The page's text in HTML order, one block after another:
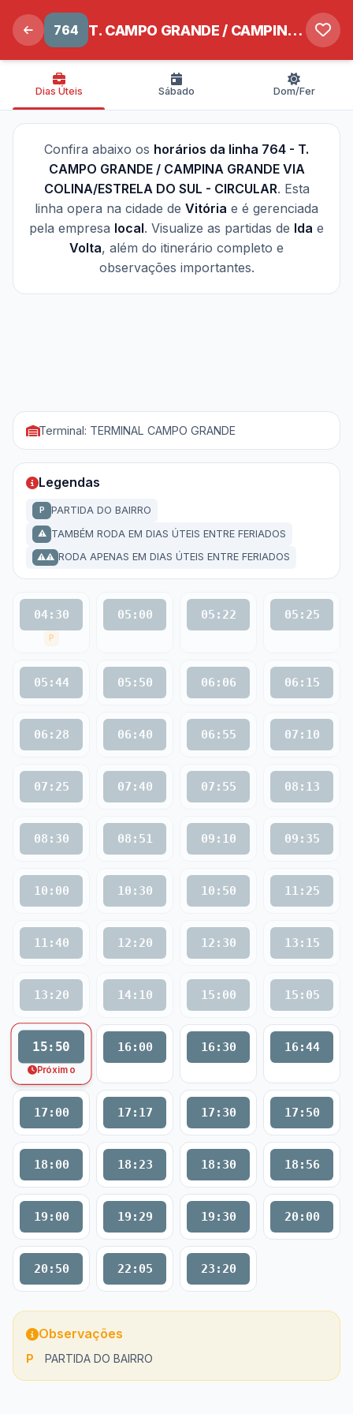
764 T. CAMPO GRANDE / CAMPINA GRANDE VIA COLINA/ESTRELA DO SUL - CIRCULAR
Dias Úteis Sábado Dom/Fer
Confira abaixo os horários da linha 764 - T.
CAMPO GRANDE / CAMPINA GRANDE VIA
COLINA/ESTRELA DO SUL - CIRCULAR. Esta
linha opera na cidade de Vitória e é gerenciada
pela empresa local. Visualize as partidas de Ida e
Volta, além do itinerário completo e
observações importantes.
Terminal: TERMINAL CAMPO GRANDE
Legendas
P PARTIDA DO BAIRRO
⚠ TAMBÉM RODA EM DIAS ÚTEIS ENTRE FERIADOS
⚠⚠ RODA APENAS EM DIAS ÚTEIS ENTRE FERIADOS
04:30
P
05:00 05:22 05:25
05:44 05:50 06:06 06:15
06:28 06:40 06:55 07:10
07:25 07:40 07:55 08:13
08:30 08:51 09:10 09:35
10:00 10:30 10:50 11:25
11:40 12:20 12:30 13:15
13:20 14:10 15:00 15:05
15:50
Próximo
16:00 16:30 16:44
17:00 17:17 17:30 17:50
18:00 18:23 18:30 18:56
19:00 19:29 19:30 20:00
20:50 22:05 23:20
Observações
P PARTIDA DO BAIRRO